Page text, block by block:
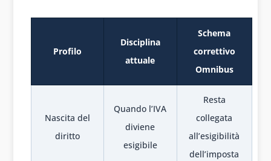
Profilo
Disciplina
attuale
Schema
correttivo
Omnibus
Nascita del
diritto
Quando l’IVA
diviene
esigibile
Resta
collegata
all’esigibilità
dell’imposta